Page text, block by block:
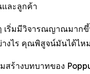
ละลูกค้า
เริ่มมีวิจารณญาณมาก
างไร คุณพิสูจน์มันได้ไหม
ร้างบทบาทของ